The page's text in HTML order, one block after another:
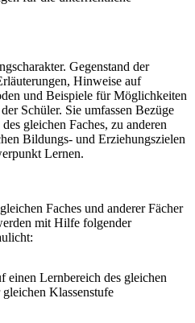
Gegenstand der
Hinweise auf
und Beispiele für Möglichkeiten
Schüler. Sie umfassen Bezüge
gleichen Faches, zu anderen
Bildungs- und Erziehungszielen
Lernen.
Faches und anderer Fächer
mit Hilfe folgender
einen Lernbereich des gleichen
gleichen Klassenstufe